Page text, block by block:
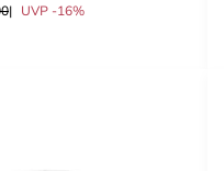
UVP -16%